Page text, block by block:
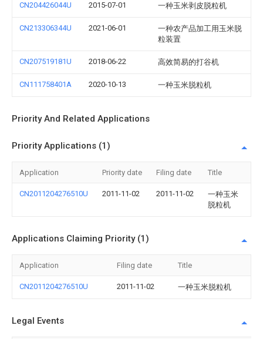
CN204426044U 2015-07-01 一种玉米剥皮脱粒机
CN213306344U 2021-06-01
一种农产品加工用玉米脱
粒装置
CN207519181U 2018-06-22 高效简易的打谷机
CN111758401A 2020-10-13 一种玉米脱粒机
Priority And Related Applications
Priority Applications (1)
Application Priority date Filing date Title
CN2011204276510U 2011-11-02 2011-11-02
一种玉米
脱粒机
Applications Claiming Priority (1)
Application Filing date Title
CN2011204276510U 2011-11-02 一种玉米脱粒机
Legal Events